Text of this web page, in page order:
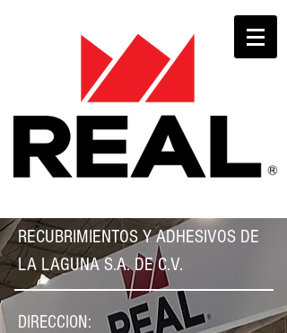
RECUBRIMIENTOS Y ADHESIVOS DE
LA LAGUNA S.A. DE C.V.
DIRECCION: